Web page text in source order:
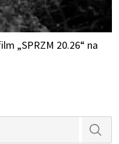
„SPRZM 20.26“ na